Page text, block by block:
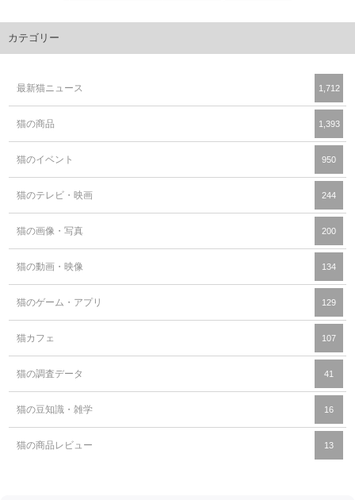
カテゴリー
最新猫ニュース 1,712
猫の商品 1,393
猫のイベント 950
猫のテレビ・映画 244
猫の画像・写真 200
猫の動画・映像 134
猫のゲーム・アプリ 129
猫カフェ 107
猫の調査データ 41
猫の豆知識・雑学 16
猫の商品レビュー 13